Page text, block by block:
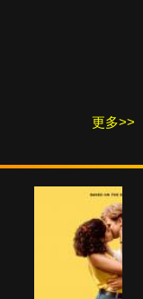
更多>>
真愛挑日子